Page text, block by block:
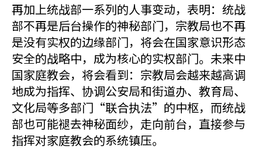
再加上统战部一系列的人事变动，表明：统战
部不再是后台操作的神秘部门，宗教局也不再
是没有实权的边缘部门，将会在国家意识形态
安全的战略中，成为核心的实权部门。未来中
国家庭教会，将会看到：宗教局会越来越高调
地成为指挥、协调公安局和街道办、教育局、
文化局等多部门“联合执法”的中枢，而统战
部也可能褪去神秘面纱，走向前台，直接参与
指挥对家庭教会的系统镇压。